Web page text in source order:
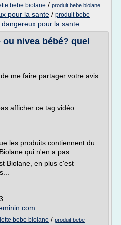
bebe biolane / produit bebe biolane
pour la sante / produit bebe
pour la sante
nivea bébé? quel
me faire partager votre avis
afficher ce tag vidéo.
les produits contiennent du
qui n'en a pas
Biolane, en plus c'est
bebe biolane / produit bebe